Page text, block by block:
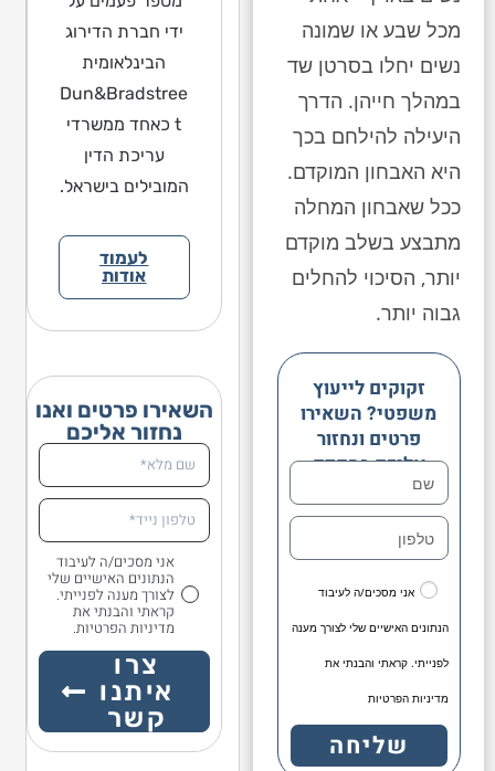
מכל שבע או שמונה
נשים יחלו בסרטן שד
במהלך חייהן. הדרך
היעילה להילחם בכך
היא האבחון המוקדם.
ככל שאבחון המחלה
מתבצע בשלב מוקדם
יותר, הסיכוי להחלים
גבוה יותר.
זקוקים לייעוץ
משפטי? השאירו
פרטים ונחזור
אליכם בהקדם
אני מסכים/ה לעיבוד
הנתונים האישיים שלי לצורך מענה
לפנייתי. קראתי והבנתי את
מדיניות הפרטיות
שליחה
ידי חברת הדירוג
הבינלאומית
Dun&Bradstree
t כאחד ממשרדי
עריכת הדין
המובילים בישראל.
לעמוד
אודות
השאירו פרטים ואנו
נחזור אליכם
אני מסכים/ה לעיבוד
הנתונים האישיים שלי
לצורך מענה לפנייתי.
קראתי והבנתי את
מדיניות הפרטיות.
צרו
איתנו
קשר